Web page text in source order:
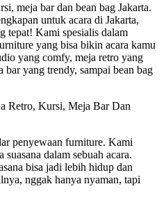
meja bar dan bean bag Jakarta.
untuk acara di Jakarta,
tepat! Kami spesialis dalam
yang bisa bikin acara kamu
yang comfy, meja retro yang
yang trendy, sampai bean bag
penyewaan furniture. Kami
dalam sebuah acara.
bisa jadi lebih hidup dan
nggak hanya nyaman, tapi